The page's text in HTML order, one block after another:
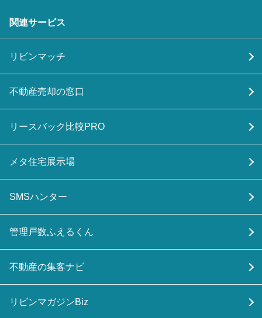
関連サービス
リビンマッチ
不動産売却の窓口
リースバック比較PRO
メタ住宅展示場
SMSハンター
管理戸数ふえるくん
不動産の集客ナビ
リビンマガジンBiz